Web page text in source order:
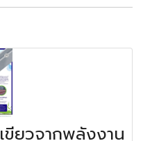
ยวจากพลังงาน